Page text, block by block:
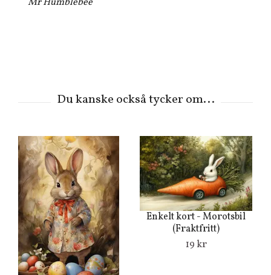
Enkelt kort - Morotsbil
(Fraktfritt)
19 kr